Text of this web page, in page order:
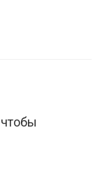
чтобы